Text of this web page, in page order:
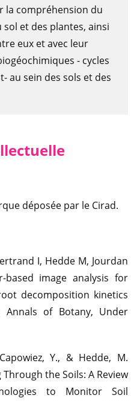
la compréhension du
et des plantes, ainsi
eux et avec leur
- cycles
au sein des sols et des
déposée par le Cirad.
I, Hedde M, Jourdan
based image analysis for
decomposition kinetics
of Botany, Under
Y., & Hedde, M.
the Soils: A Review
to Monitor Soil